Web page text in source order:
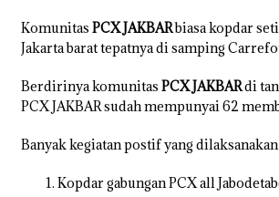
Komunitas PCX JAKBARbiasa kopdar
Jakarta barat tepatnya di samping
Berdirinya komunitas PCX JAKBARdi
PCX JAKBAR sudah mempunyai 62
Banyak kegiatan postif yang
Kopdar gabungan PCX all